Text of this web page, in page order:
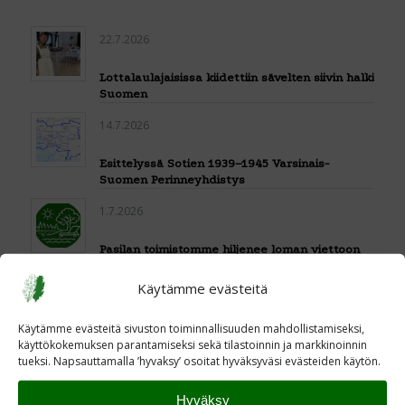
Käytämme evästeitä
Käytämme evästeitä sivuston toiminnallisuuden mahdollistamiseksi,
käyttökokemuksen parantamiseksi sekä tilastoinnin ja markkinoinnin
tueksi. Napsauttamalla ’hyvaksy’ osoitat hyväksyväsi evästeiden käytön.
Hyväksy
22.7.2026
Lottalaulajaisissa kiidettiin sävelten siivin halki
Suomen
14.7.2026
Esittelyssä Sotien 1939–1945 Varsinais-
Suomen Perinneyhdistys
1.7.2026
Pasilan toimistomme hiljenee loman viettoon
23.6.2026
Uuden Kenttäpostia-lehden teemana Marskin
ritarit
22.6.2026